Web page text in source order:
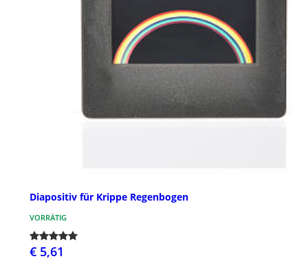
Diapositiv für Krippe Regenbogen
VORRÄTIG
€ 5,61